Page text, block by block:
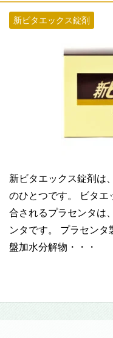
新ビタエックス錠剤
新ビタエックス錠剤は
のひとつです。 ビタエ
合されるプラセンタは
ンタです。 プラセン
盤加水分解物・・・